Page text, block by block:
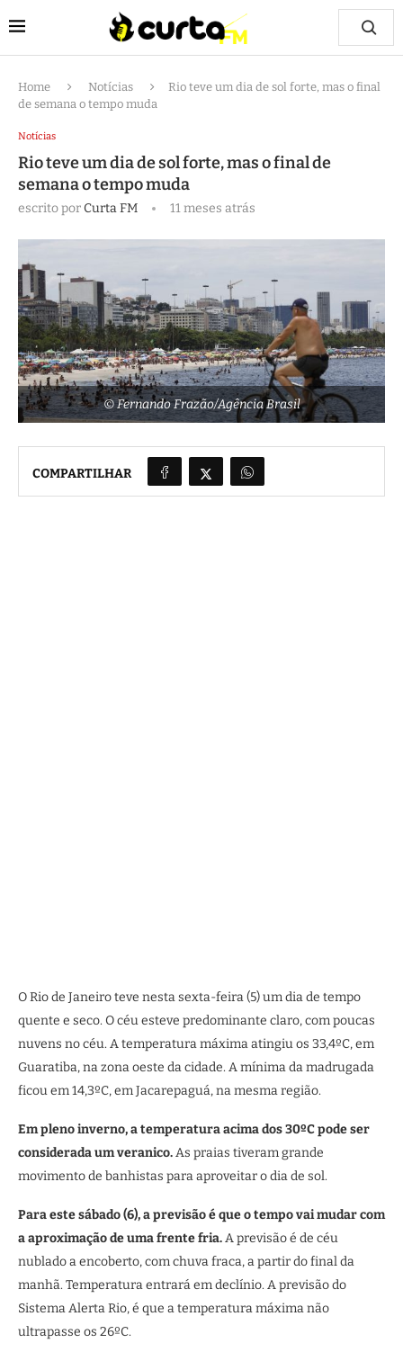
Home Notícias
Rio teve um dia de sol forte, mas o final
de semana o tempo muda
Notícias
Rio teve um dia de sol forte, mas o final de
semana o tempo muda
escrito porCurta FM 11 meses atrás
© Fernando Frazão/Agência Brasil
COMPARTILHAR
O Rio de Janeiro teve nesta sexta-feira (5) um dia de tempo
quente e seco. O céu esteve predominante claro, com poucas
nuvens no céu. A temperatura máxima atingiu os 33,4ºC, em
Guaratiba, na zona oeste da cidade. A mínima da madrugada
ficou em 14,3ºC, em Jacarepaguá, na mesma região.
Em pleno inverno, a temperatura acima dos 30ºC pode ser
considerada um veranico.As praias tiveram grande
movimento de banhistas para aproveitar o dia de sol.
Para este sábado (6), a previsão é que o tempo vai mudar com
a aproximação de uma frente fria.A previsão é de céu
nublado a encoberto, com chuva fraca, a partir do final da
manhã. Temperatura entrará em declínio. A previsão do
Sistema Alerta Rio, é que a temperatura máxima não
ultrapasse os 26ºC.